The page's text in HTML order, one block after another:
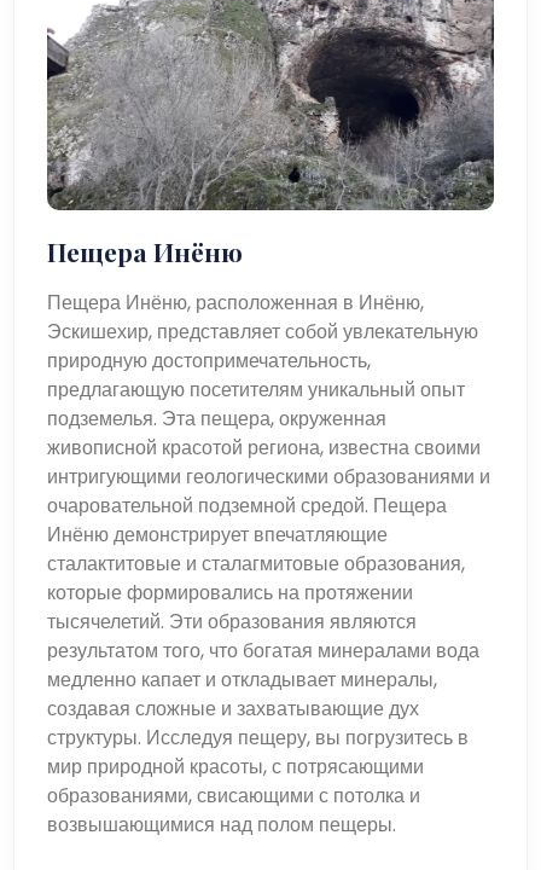
Пещера Инёню
Пещера Инёню, расположенная в Инёню,
Эскишехир, представляет собой увлекательную
природную достопримечательность,
предлагающую посетителям уникальный опыт
подземелья. Эта пещера, окруженная
живописной красотой региона, известна своими
интригующими геологическими образованиями и
очаровательной подземной средой. Пещера
Инёню демонстрирует впечатляющие
сталактитовые и сталагмитовые образования,
которые формировались на протяжении
тысячелетий. Эти образования являются
результатом того, что богатая минералами вода
медленно капает и откладывает минералы,
создавая сложные и захватывающие дух
структуры. Исследуя пещеру, вы погрузитесь в
мир природной красоты, с потрясающими
образованиями, свисающими с потолка и
возвышающимися над полом пещеры.